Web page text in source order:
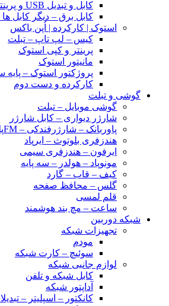
کابل و تبدیل USB و پرینتر
کابل برق – دیگر کابل ها
استوک | کارکرده | اُپن باکس
کیس – لپ تاپ – تبلت
پرینتر و کپی استوک
مانیتور استوک
پروژکتور استوک –
کارکرده و دست دوم
گوشی و تبلت
گوشی موبایل – تبلت
شارژر دیواری – کابل شارژر
پاوربانک – شارژرفندکی – FMپلیر
هندزفری بلوتوث – ایرپاد
ایرفون – هندزفری سیمی
مونوپاد – هولدر – سه پایه
کیف – قاب – گارد
گلس – محافظ صفحه
قلم لمسی
ساعت – مچ بند هوشمند
شبکه دوربین
تجهیزات شبکه
مودم
سوئیچ – کارت شبکه
لوازم جانبی شبکه
کابل شبکه و تلفن
آداپتور شبکه
کانکتور – اسپلیتر –